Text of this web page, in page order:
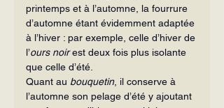
printemps et à l’automne, la fourrure
d’automne étant évidemment adaptée
à l’hiver : par exemple, celle d’hiver de
l’ours noir est deux fois plus isolante
que celle d’été.
Quant au bouquetin, il conserve à
l’automne son pelage d’été y ajoutant